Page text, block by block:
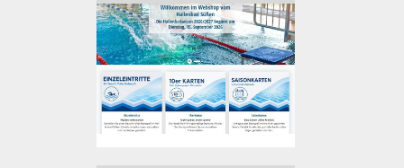
Wohnen
Bauen in Süßen
Wohnimmobilien +
Baugrundstücke